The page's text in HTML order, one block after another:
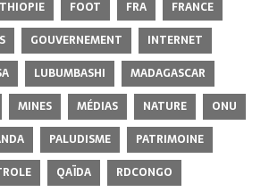
FOOT FRA
FRANCE
GOUVERNEMENT
INTERNET
LUBUMBASHI
MADAGASCAR
MINES MÉDIAS NATURE
ONU
PALUDISME
PATRIMOINE
QAÏDA RDCONGO